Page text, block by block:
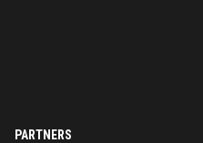
PARTNERS